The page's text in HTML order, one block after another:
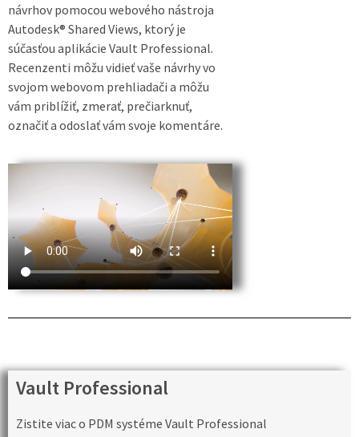
návrhov pomocou webového nástroja
Autodesk® Shared Views, ktorý je
súčasťou aplikácie Vault Professional.
Recenzenti môžu vidieť vaše návrhy vo
svojom webovom prehliadači a môžu
vám priblížiť, zmerať, prečiarknuť,
označiť a odoslať vám svoje komentáre.
Vault Professional
Zistite viac o PDM systéme Vault Professional